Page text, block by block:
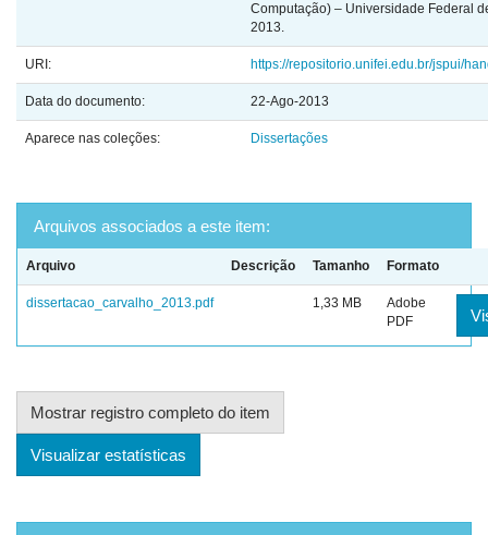
Computação) – Universidade Federal
2013.
URI: https://repositorio.unifei.edu.br/jspui/
Data do documento: 22-Ago-2013
Aparece nas coleções: Dissertações
Arquivos associados a este item:
Arquivo Descrição Tamanho Formato
dissertacao_carvalho_2013.pdf 1,33 MB
Adobe
PDF
Mostrar registro completo do item
Visualizar estatísticas